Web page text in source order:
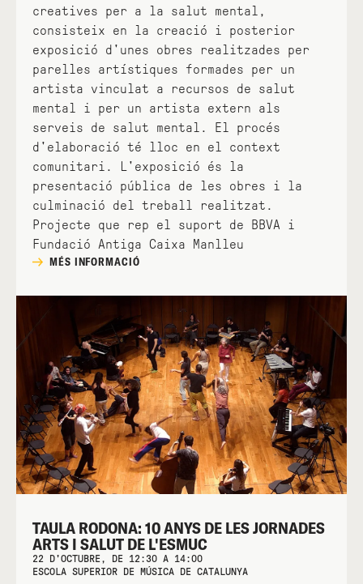
creatives per a la salut mental,
consisteix en la creació i posterior
exposició d'unes obres realitzades per
parelles artístiques formades per un
artista vinculat a recursos de salut
mental i per un artista extern als
serveis de salut mental. El procés
d'elaboració té lloc en el context
comunitari. L'exposició és la
presentació pública de les obres i la
culminació del treball realitzat.
Projecte que rep el suport de BBVA i
Fundació Antiga Caixa Manlleu
MÉS INFORMACIÓ
TAULA RODONA: 10 ANYS DE LES JORNADES
ARTS I SALUT DE L'ESMUC
22 D'OCTUBRE, DE 12:30 A 14:00
ESCOLA SUPERIOR DE MÚSICA DE CATALUNYA